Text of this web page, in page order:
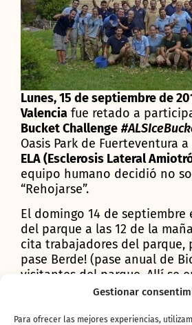
Gestionar
Para ofrecer las mejores experiencias,
Lunes, 15 de septiembre de
Valencia fue retado a
Bucket Challenge
Oasis Park de Fuerteventura
ELA (Esclerosis Lateral
equipo humano decidió no
“Rehojarse”.
El domingo 14 de
del parque a las 12 de la
cita trabajadores del parque,
pase Berde! (pase anual de
visitantes del parque. Allí se
grandes cubos de agua con
llena de vasos vacios. La